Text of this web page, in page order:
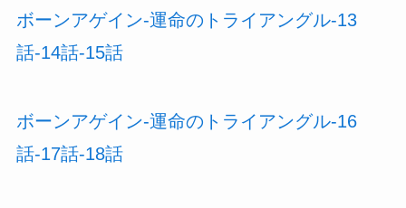
ボーンアゲイン-運命のトライアングル-13
話-14話-15話
ボーンアゲイン-運命のトライアングル-16
話-17話-18話